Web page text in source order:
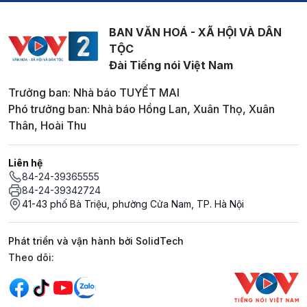
BAN VĂN HOÁ - XÃ HỘI VÀ DÂN
TỘC
Đài Tiếng nói Việt Nam
Trưởng ban: Nhà báo TUYẾT MAI
Phó trưởng ban: Nhà báo Hồng Lan, Xuân Thọ, Xuân
Thân, Hoài Thu
Liên hệ
84-24-39365555
84-24-39342724
41-43 phố Bà Triệu, phường Cửa Nam, TP. Hà Nội
Phát triển và vận hành bởi SolidTech
Mạng xã hội
Theo dõi: